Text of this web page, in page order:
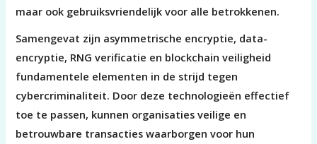
maar ook gebruiksvriendelijk voor alle betrokkenen.
Samengevat zijn asymmetrische encryptie, data-
encryptie, RNG verificatie en blockchain veiligheid
fundamentele elementen in de strijd tegen
cybercriminaliteit. Door deze technologieën effectief
toe te passen, kunnen organisaties veilige en
betrouwbare transacties waarborgen voor hun